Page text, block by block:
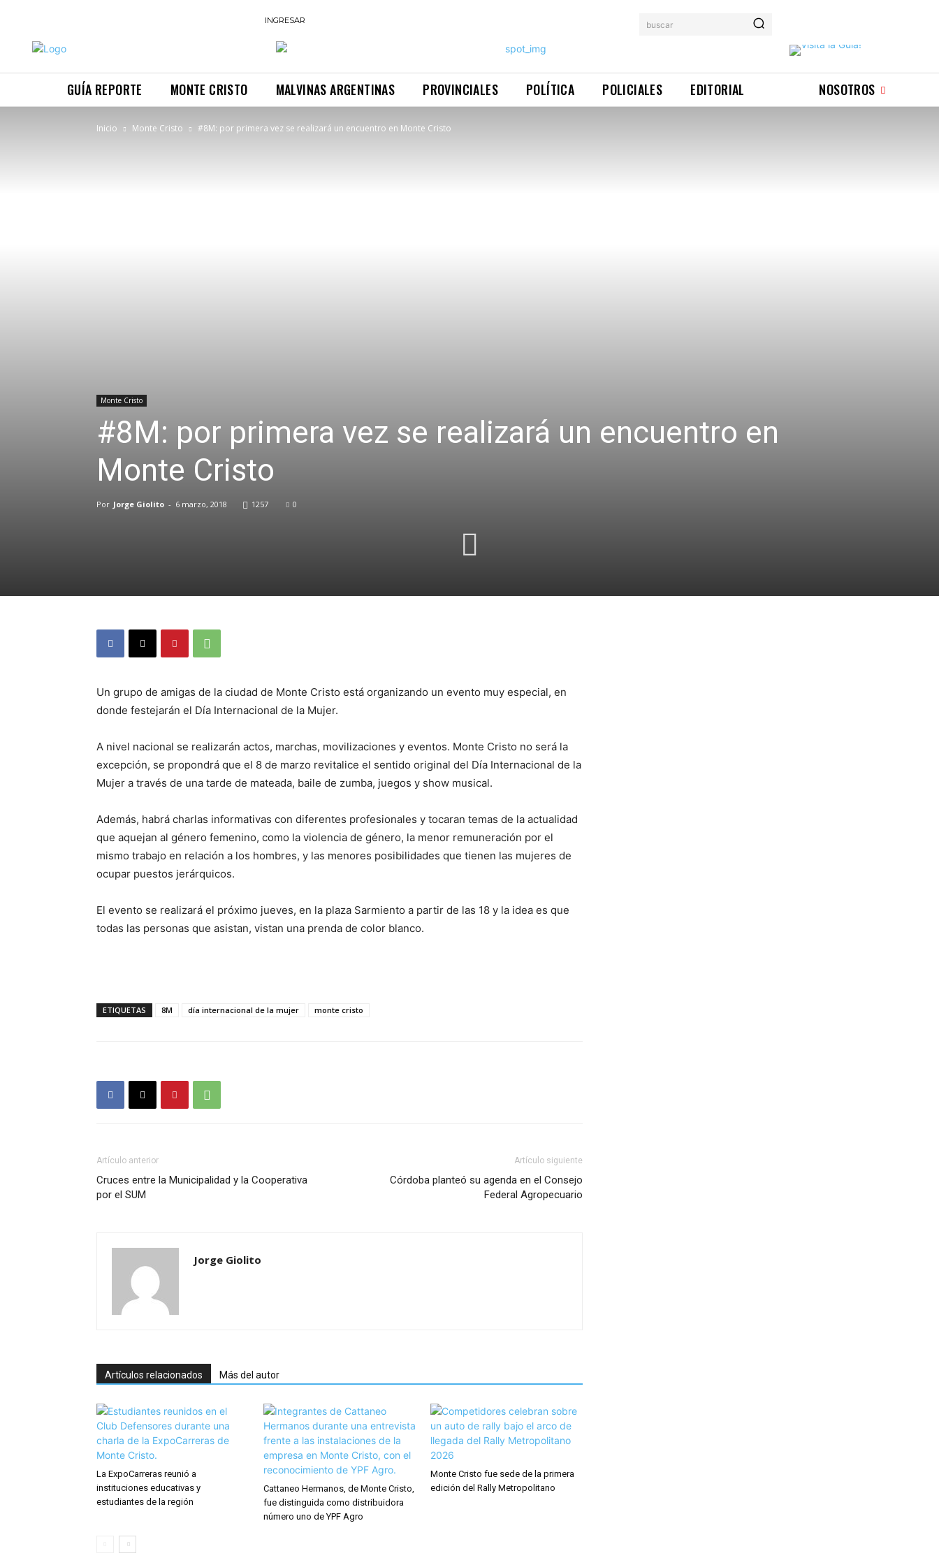
INGRESAR buscar
GUÍA REPORTE MONTE CRISTO MALVINAS ARGENTINAS PROVINCIALES POLÍTICA POLICIALES EDITORIAL NOSOTROS
Inicio Monte Cristo #8M: por primera vez se realizará un encuentro en Monte Cristo
Monte Cristo
#8M: por primera vez se realizará un encuentro en
Monte Cristo
Por Jorge Giolito - 6 marzo, 2018 1257 0
Un grupo de amigas de la ciudad de Monte Cristo está organizando un evento muy especial, en
donde festejarán el Día Internacional de la Mujer.
A nivel nacional se realizarán actos, marchas, movilizaciones y eventos. Monte Cristo no será la
excepción, se propondrá que el 8 de marzo revitalice el sentido original del Día Internacional de la
Mujer a través de una tarde de mateada, baile de zumba, juegos y show musical.
Además, habrá charlas informativas con diferentes profesionales y tocaran temas de la actualidad
que aquejan al género femenino, como la violencia de género, la menor remuneración por el
mismo trabajo en relación a los hombres, y las menores posibilidades que tienen las mujeres de
ocupar puestos jerárquicos.
El evento se realizará el próximo jueves, en la plaza Sarmiento a partir de las 18 y la idea es que
todas las personas que asistan, vistan una prenda de color blanco.
ETIQUETAS 8M día internacional de la mujer monte cristo
Artículo anterior
Cruces entre la Municipalidad y la Cooperativa
por el SUM
Artículo siguiente
Córdoba planteó su agenda en el Consejo
Federal Agropecuario
Jorge Giolito
Artículos relacionados Más del autor
La ExpoCarreras reunió a
instituciones educativas y
estudiantes de la región
Cattaneo Hermanos, de Monte Cristo,
fue distinguida como distribuidora
número uno de YPF Agro
Monte Cristo fue sede de la primera
edición del Rally Metropolitano